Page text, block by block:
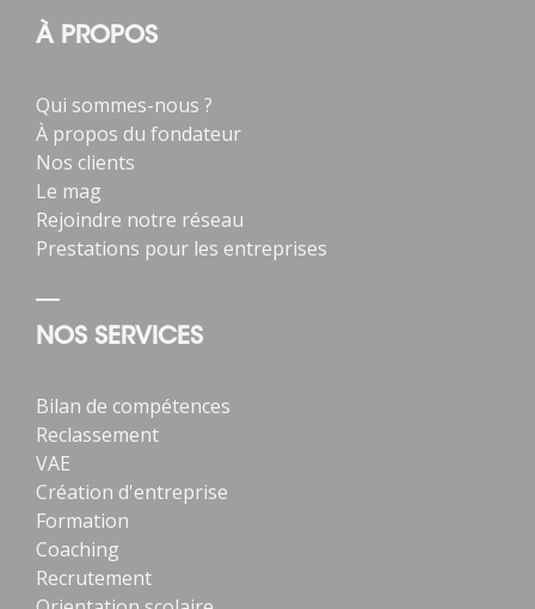
À PROPOS
Qui sommes-nous ?
À propos du fondateur
Nos clients
Le mag
Rejoindre notre réseau
Prestations pour les entreprises
NOS SERVICES
Bilan de compétences
Reclassement
VAE
Création d'entreprise
Formation
Coaching
Recrutement